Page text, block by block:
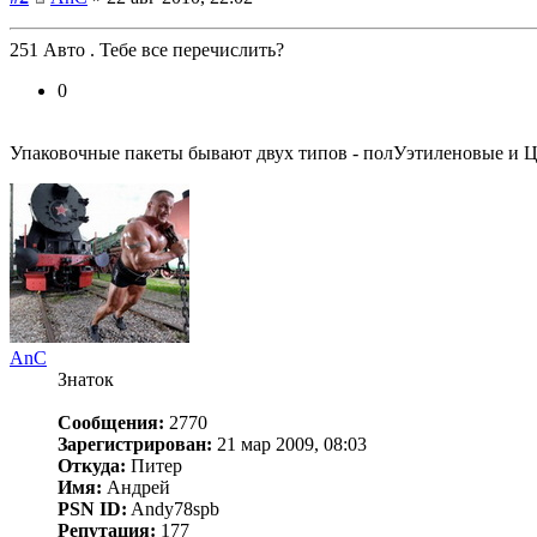
251 Авто . Тебе все перечислить?
0
Упаковочные пакеты бывают двух типов - полУэтиленовые
AnC
Знаток
Сообщения: 2770
Зарегистрирован: 21 мар 2009, 08:03
Откуда: Питер
Имя: Андрей
PSN ID: Andy78spb
Репутация: 177